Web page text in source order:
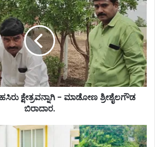
ಹಸಿರು ಕ್ಷೇತ್ರವನ್ನಾಗಿ - ಮಾಡೋಣ ಶ್ರೀಶೈಲಗೌಡ
ಬಿರಾದಾರ.